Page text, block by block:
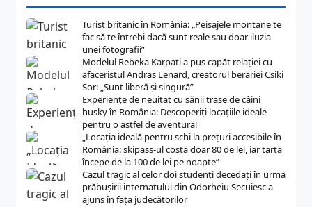
Turist britanic în România: „Peisajele montane te
fac să te întrebi dacă sunt reale sau doar iluzia
unei fotografii”
Modelul Rebeka Karpati a pus capăt relației cu
afaceristul Andras Lenard, creatorul berăriei Csiki
Sor: „Sunt liberă și singură”
Experiențe de neuitat cu sănii trase de câini
husky în România: Descoperiți locațiile ideale
pentru o astfel de aventură!
„Locația ideală pentru schi la prețuri accesibile în
România: skipass-ul costă doar 80 de lei, iar tartă
începe de la 100 de lei pe noapte”
Cazul tragic al celor doi studenți decedați în urma
prăbușirii internatului din Odorheiu Secuiesc a
ajuns în fața judecătorilor